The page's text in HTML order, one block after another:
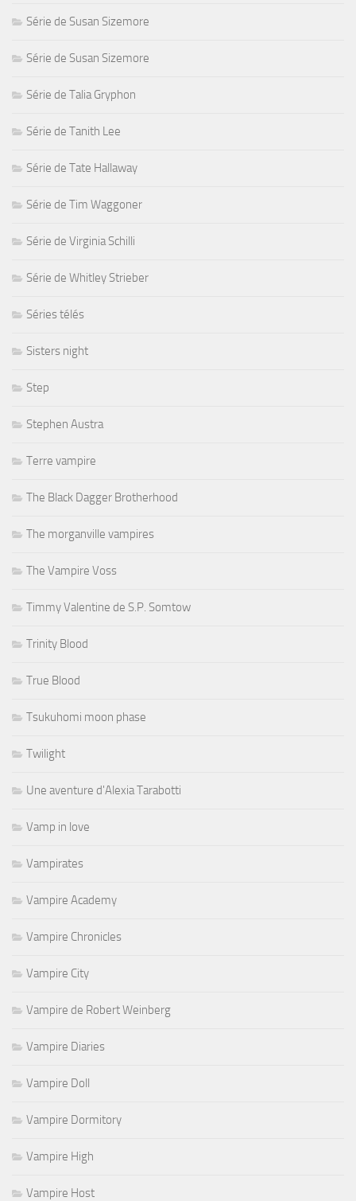
Série de Susan Sizemore
Série de Susan Sizemore
Série de Talia Gryphon
Série de Tanith Lee
Série de Tate Hallaway
Série de Tim Waggoner
Série de Virginia Schilli
Série de Whitley Strieber
Séries télés
Sisters night
Step
Stephen Austra
Terre vampire
The Black Dagger Brotherhood
The morganville vampires
The Vampire Voss
Timmy Valentine de S.P. Somtow
Trinity Blood
True Blood
Tsukuhomi moon phase
Twilight
Une aventure d'Alexia Tarabotti
Vamp in love
Vampirates
Vampire Academy
Vampire Chronicles
Vampire City
Vampire de Robert Weinberg
Vampire Diaries
Vampire Doll
Vampire Dormitory
Vampire High
Vampire Host